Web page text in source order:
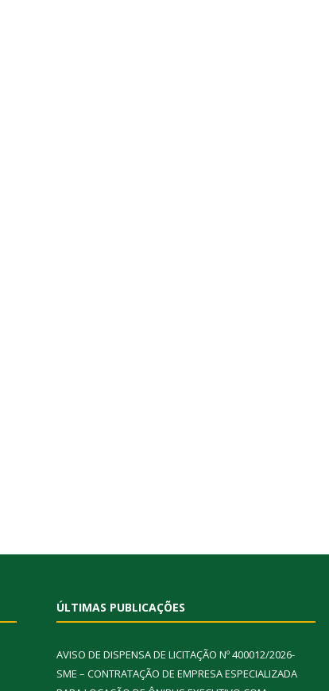
ÚLTIMAS PUBLICAÇÕES
AVISO DE DISPENSA DE LICITAÇÃO Nº 400012/2026-
SME – CONTRATAÇÃO DE EMPRESA ESPECIALIZADA